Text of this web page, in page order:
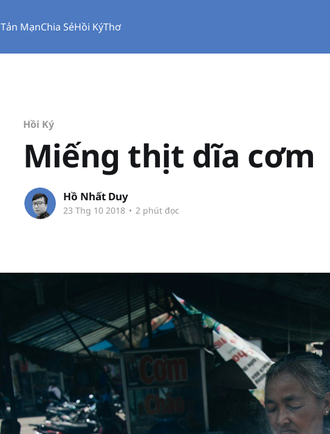
Tản MạnChia SẻHồi KýThơ
Hồi Ký
Miếng thịt dĩa cơm
Hồ Nhất Duy
23 Thg 10 2018 • 2 phút đọc